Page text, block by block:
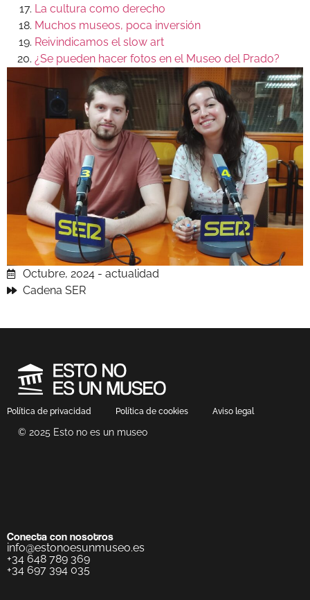
La cultura como derecho
Muchos museos, poca inversión
Reivindicamos el slow art
¿Se pueden hacer fotos en el Museo del Prado?
Octubre, 2024 - actualidad
Cadena SER
Política de privacidad Política de cookies Aviso legal
© 2025 Esto no es un museo
Conecta con nosotros
info@estonoesunmuseo.es
+34 648 789 369
+34 697 394 035